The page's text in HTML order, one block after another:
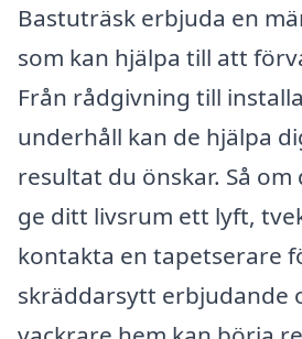
Bastuträsk erbjuda en
som kan hjälpa till att
Från rådgivning till
underhåll kan de hjälpa
resultat du önskar. Så
ge ditt livsrum ett lyft,
kontakta en tapetserare
skräddarsytt erbjudande